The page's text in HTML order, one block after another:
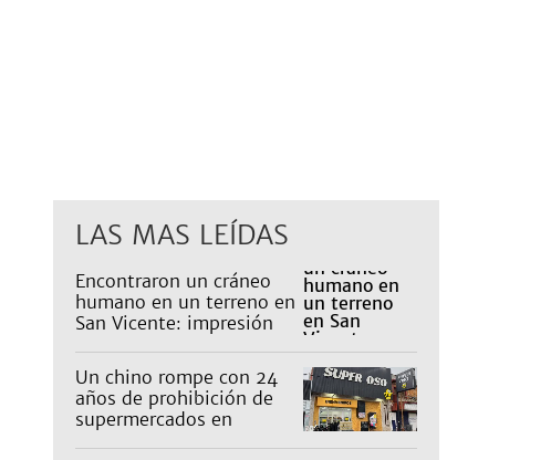
LAS MAS LEÍDAS
Encontraron un cráneo
humano en un terreno en
San Vicente: impresión
Un chino rompe con 24
años de prohibición de
supermercados en